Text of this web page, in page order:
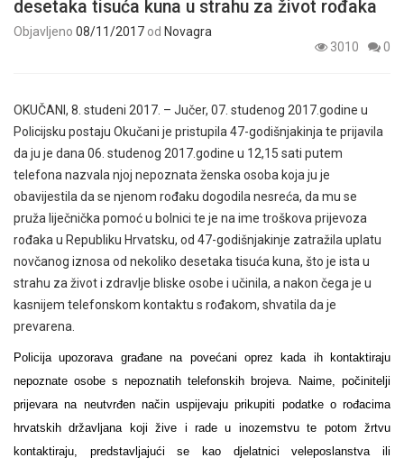
desetaka tisuća kuna u strahu za život rođaka
Objavljeno 08/11/2017 od Novagra
3010
0
OKUČANI, 8. studeni 2017. – Jučer, 07. studenog 2017.godine u
Policijsku postaju Okučani je pristupila 47-godišnjakinja te prijavila
da ju je dana 06. studenog 2017.godine u 12,15 sati putem
telefona nazvala njoj nepoznata ženska osoba koja ju je
obavijestila da se njenom rođaku dogodila nesreća, da mu se
pruža liječnička pomoć u bolnici te je na ime troškova prijevoza
rođaka u Republiku Hrvatsku, od 47-godišnjakinje zatražila uplatu
novčanog iznosa od nekoliko desetaka tisuća kuna, što je ista u
strahu za život i zdravlje bliske osobe i učinila, a nakon čega je u
kasnijem telefonskom kontaktu s rođakom, shvatila da je
prevarena.
Policija upozorava građane na povećani oprez kada ih kontaktiraju
nepoznate osobe s nepoznatih telefonskih brojeva. Naime, počinitelji
prijevara na neutvrđen način uspijevaju prikupiti podatke o rođacima
hrvatskih državljana koji žive i rade u inozemstvu te potom žrtvu
kontaktiraju, predstavljajući se kao djelatnici veleposlanstva ili